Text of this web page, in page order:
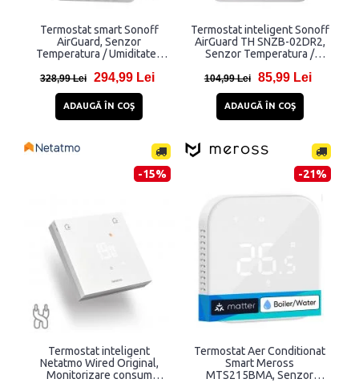
Termostat smart Sonoff
AirGuard, Senzor
Temperatura / Umiditate /
WiFi, USB-C, Alb
328,99 Lei 294,99 Lei
ADAUGĂ ÎN COŞ
Termostat inteligent Sonoff
AirGuard TH SNZB-02DR2,
Senzor Temperatura /
ZigBee, Bluetooth, Alb
104,99 Lei 85,99 Lei
ADAUGĂ ÎN COŞ
-15%
Termostat inteligent
Netatmo Wired Original,
Monitorizare consum
-21%
Termostat Aer Conditionat
Smart Meross
MTS215BMA, Senzor